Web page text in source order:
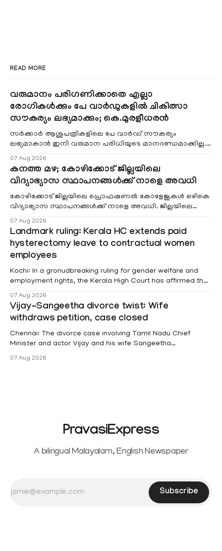
READ MORE
വരുമാനം പരിഗണിക്കാതെ എല്ലാ
രോഗികൾക്കും പേ വാർഡുകളിൽ ചികിത്സാ
സൗകര്യം ലഭ്യമാക്കും; കെ.മുരളീധരൻ
സർക്കാർ ആശുപത്രികളിലെ പേ വാർഡ് സൗകര്യം
ലഭ്യമാകാൻ ഇനി വരുമാന പരിധിയുടെ മാനദണ്ഡമാക്കില്ല.
07 Aug 2026
കനത്ത മഴ; കോഴിക്കോട് ജില്ലയിലെ
വിദ്യാഭ്യാസ സ്ഥാപനങ്ങൾക്ക് നാളെ അവധി
കോഴിക്കോട് ജില്ലയിലെ പ്രൊഫഷണൽ കോളേജുകൾ ഒഴികെ
വിദ്യാഭ്യാസ സ്ഥാപനങ്ങൾക്ക് നാളെ അവധി. ജില്ലയിലെ
07 Aug 2026
Landmark ruling: Kerala HC extends paid
hysterectomy leave to contractual women
employees
Kochi: In a gronudbreaking ruling for gender welfare and
employment rights, the Kerala High Court has affirmed that
projects are eligible for paid medical leave following
hysterectomy surgery under the Kerala Service Rules
(KSR). The court noted that since essential benefits like
maternity
07 Aug 2026
Vijay-Sangeetha divorce twist: Wife
withdraws petition, case closed
Chennai: The divorce case involving Tamil Nadu Chief
Minister and actor Vijay and his wife Sangeetha
Sowrnalingam has taken a new turn after Sangeetha
07 Aug 2026
PravasiExpress
A bilingual Malayalam, English Newspaper
Subscribe